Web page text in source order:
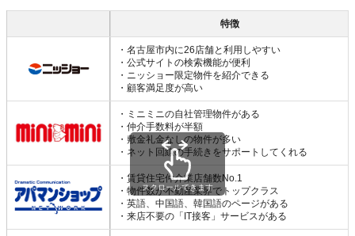
特徴
・名古屋市内に26店舗と利用しやすい
・公式サイトの検索機能が便利
・ニッショー限定物件を紹介できる
・顧客満足度が高い
・ミニミニの自社管理物件がある
・仲介手数料が半額
・敷金礼金なしの物件が多い
・ネット回線の手続きをサポートしてくれる
・賃貸住宅仲介業店舗数No.1
・物件数が不動産業界でトップクラス
・英語、中国語、韓国語のページがある
・来店不要の「IT接客」サービスがある
スクロールできます